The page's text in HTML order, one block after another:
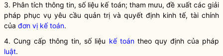
3. Phân tích thông tin, số liệu kế toán; tham mưu, đề xuất các giải
pháp phục vụ yêu cầu quản trị và quyết định kinh tế, tài chính
của đơn vị kế toán.
4. Cung cấp thông tin, số liệu kế toántheo quy định của pháp
luật.